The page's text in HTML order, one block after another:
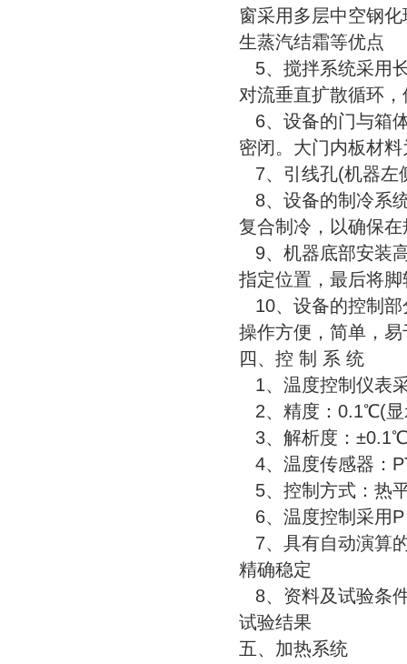
窗采用多层中空钢
生蒸汽结霜等优点
5、搅拌系统采用
对流垂直扩散循环
6、设备的门与箱
密闭。大门内板材
7、引线孔(机器左
8、设备的制冷系
复合制冷，以确保
9、机器底部安装
指定位置，最后将脚
10、设备的控制部
操作方便，简单，
四、控 制 系 统
1、温度控制仪表
2、精度：0.1℃(显
3、解析度：±0.1℃
4、温度传感器：
5、控制方式：热
6、温度控制采用
7、具有自动演算
精确稳定
8、资料及试验条
试验结果
五、加热系统